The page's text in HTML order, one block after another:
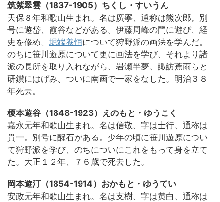
筑紫翠雲（1837-1905）ちくし・すいうん
天保８年和歌山生まれ。名は廣寧、通称は熊次郎。別
号に遊岱、霞谷などがある。伊藤周峰の門に遊び、経
史を修め、 堀端養恒について狩野派の画法を学んだ。
のちに笹川遊原について更に画法を学び、それより諸
派の長所を取り入れながら、岩瀬半夢、諏訪蕉雨らと
研鑚にはげみ、ついに南画で一家をなした。明治３８
年死去。
榎本遊谷（1848-1923）えのもと・ゆうこく
嘉永元年和歌山生まれ。名は信敬、字は士行、通称は
貫一。別号に醒石がある。少年の頃に笹川遊原につい
て狩野派を学び、のちについにこれをもって身を立て
た。大正１２年、７６歳で死去した。
岡本遊汀（1854-1914）おかもと・ゆうてい
安政元年和歌山生まれ。名は支樹、字は黄白、通称は